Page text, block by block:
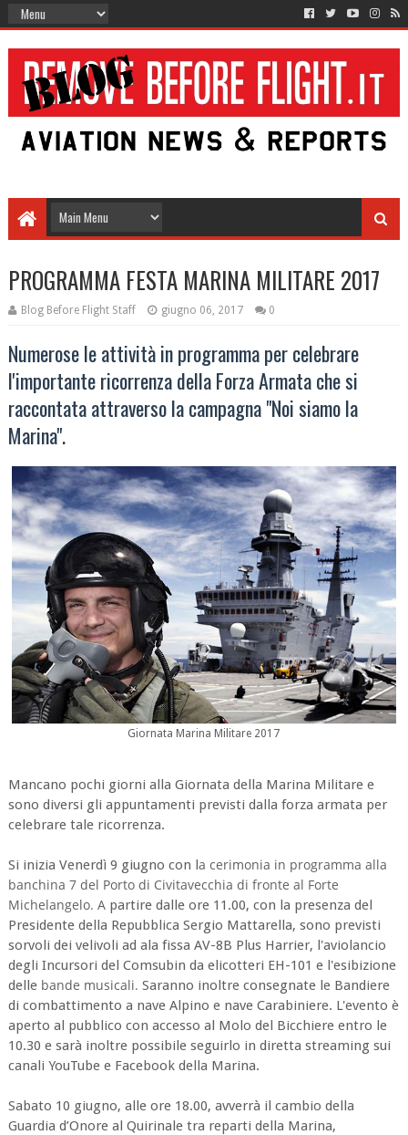
PROGRAMMA FESTA MARINA MILITARE 2017
Blog Before Flight Staff giugno 06, 2017 0
Numerose le attività in programma per celebrare
l'importante ricorrenza della Forza Armata che si
raccontata attraverso la campagna "Noi siamo la
Marina".
Giornata Marina Militare 2017
Mancano pochi giorni alla Giornata della Marina Militare e
sono diversi gli appuntamenti previsti dalla forza armata per
celebrare tale ricorrenza.
Si inizia Venerdì 9 giugno con la cerimonia in programma alla
banchina 7 del Porto di Civitavecchia di fronte al Forte
Michelangelo. Apartire dalle ore 11.00, con la presenza del
Presidente della Repubblica Sergio Mattarella, sono previsti
sorvoli dei velivoli ad ala fissa AV-8B Plus Harrier, l'aviolancio
degli Incursori del Comsubin da elicotteri EH-101 e l'esibizione
dellebande musicali. Saranno inoltre consegnate le Bandiere
di combattimento a nave Alpino e nave Carabiniere. L'evento è
aperto al pubblico con accesso al Molo del Bicchiere entro le
10.30 e sarà inoltre possibile seguirlo in diretta streaming sui
canali YouTube e Facebook della Marina.
Sabato 10 giugno, alle ore 18.00, avverrà il cambio della
Guardia d’Onore al Quirinale tra reparti della Marina,